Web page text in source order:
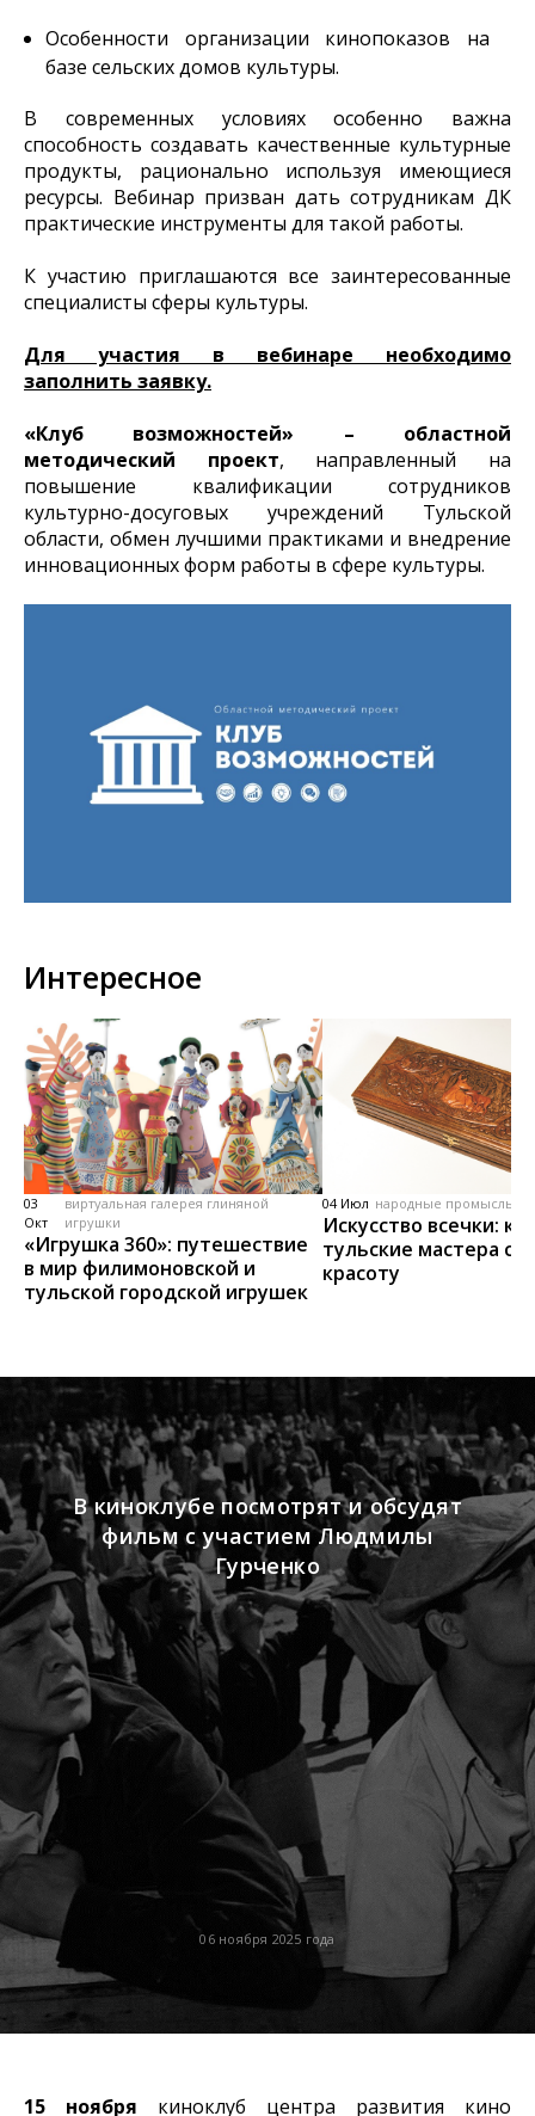
Особенности организации кинопоказов на
базе сельских домов культуры.
В современных условиях особенно важна
способность создавать качественные культурные
продукты, рационально используя имеющиеся
ресурсы. Вебинар призван дать сотрудникам ДК
практические инструменты для такой работы.
К участию приглашаются все заинтересованные
специалисты сферы культуры.
Для участия в вебинаре необходимо
заполнить заявку.
«Клуб возможностей» – областной
методический проект, направленный на
повышение квалификации сотрудников
культурно-досуговых учреждений Тульской
области, обмен лучшими практиками и внедрение
инновационных форм работы в сфере культуры.
Интересное
03
Окт
виртуальная галерея глиняной
игрушки
«Игрушка 360»: путешествие
в мир филимоновской и
тульской городской игрушек
04 Июл народные промыслы,
Искусство всечки: как
тульские мастера
красоту
06 ноября 2025 года
В киноклубе посмотрят и обсудят
фильм с участием Людмилы
Гурченко
15 ноября киноклуб центра развития кино